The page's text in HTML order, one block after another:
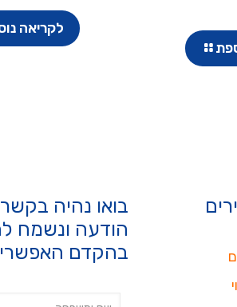
לקריאה
בואו נהיה
הודעה ונשמח
בהקדם האפשרי